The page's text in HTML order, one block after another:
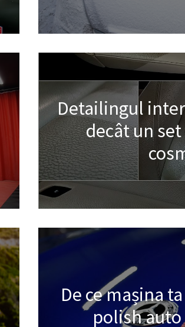
Detailingul
decât un
De ce mașina
polish